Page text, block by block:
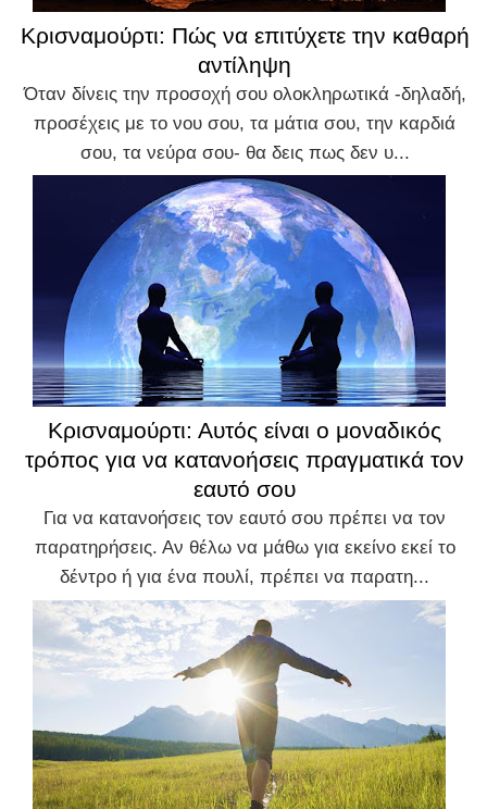
Κρισναμούρτι: Πώς να επιτύχετε την καθαρή
αντίληψη
Όταν δίνεις την προσοχή σου ολοκληρωτικά -δηλαδή,
προσέχεις με το νου σου, τα μάτια σου, την καρδιά
σου, τα νεύρα σου- θα δεις πως δεν υ...
Κρισναμούρτι: Αυτός είναι ο μοναδικός
τρόπος για να κατανοήσεις πραγματικά τον
εαυτό σου
Για να κατανοήσεις τον εαυτό σου πρέπει να τον
παρατηρήσεις. Αν θέλω να μάθω για εκείνο εκεί το
δέντρο ή για ένα πουλί, πρέπει να παρατη...